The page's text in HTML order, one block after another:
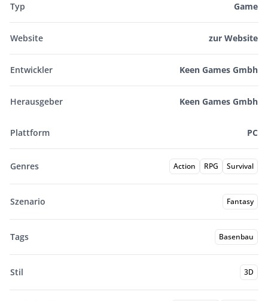
Typ Game
Website zur Website
Entwickler Keen Games Gmbh
Herausgeber Keen Games Gmbh
Plattform PC
Genres Action RPG Survival
Szenario Fantasy
Tags Basenbau
Stil 3D